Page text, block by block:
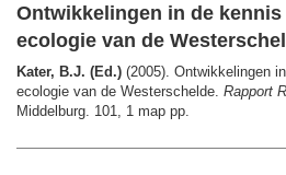
Ontwikkelingen in de
ecologie van de
Kater, B.J. (Ed.) (2005). Ontwikkelingen
ecologie van de Westerschelde. Rapport
Middelburg. 101, 1 map pp.